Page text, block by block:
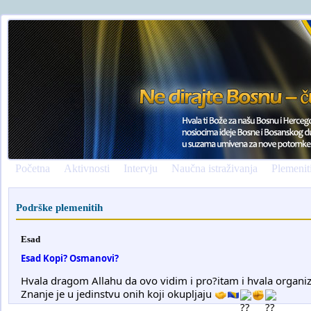
Početna Aktivnosti Intervju Naučna istraživanja
Podrške plemenitih
Esad
Esad Kopi? Osmanovi?
Hvala dragom Allahu da ovo vidim i pro?itam i hvala
Znanje je u jedinstvu onih koji okupljaju